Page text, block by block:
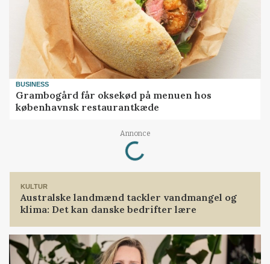
BUSINESS
Grambogård får oksekød på menuen hos
københavnsk restaurantkæde
Annonce
Loading...
KULTUR
Australske landmænd tackler vandmangel og
klima: Det kan danske bedrifter lære